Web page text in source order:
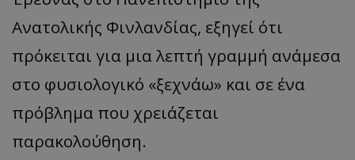
Ανατολικής Φινλανδίας, εξηγεί ότι
πρόκειται για μια λεπτή γραμμή ανάμεσα
στο φυσιολογικό «ξεχνάω» και σε ένα
πρόβλημα που χρειάζεται
παρακολούθηση.